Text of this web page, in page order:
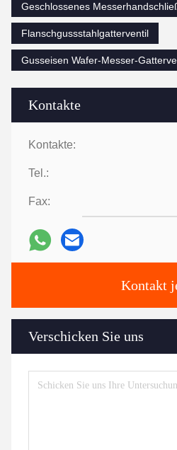
Kontakte
Kontakte:
Tel.:
Fax:
Kontakt
Verschicken Sie uns
Geschlossenes
Flanschgussstahlgatterventil
Gusseisen Wafer-Messer-